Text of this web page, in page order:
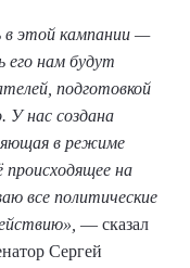
в этой кампании —
его нам будут
подготовкой
У нас создана
в режиме
происходящее на
все политические
— сказал
Сергей